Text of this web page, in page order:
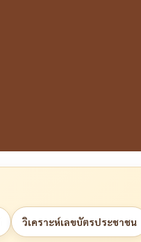
วิเคราะห์เลขบัตรประชาชน